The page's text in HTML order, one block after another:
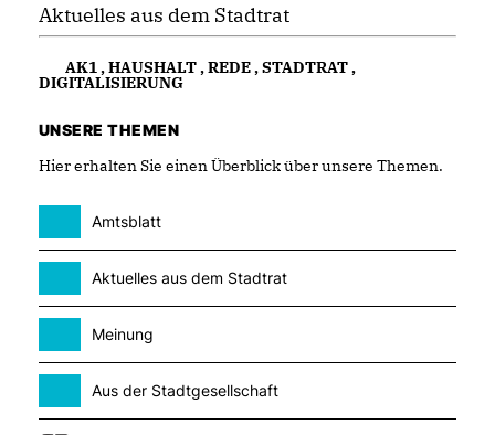
Aktuelles aus dem Stadtrat
AK1,HAUSHALT,REDE,STADTRAT,
DIGITALISIERUNG
UNSERE THEMEN
Hier erhalten Sie einen Überblick über unsere Themen.
Amtsblatt
Aktuelles aus dem Stadtrat
Meinung
Aus der Stadtgesellschaft